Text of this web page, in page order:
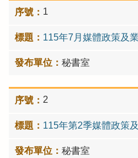
1
115年7月媒體政策及
秘書室
2
115年第2季媒體政策
秘書室